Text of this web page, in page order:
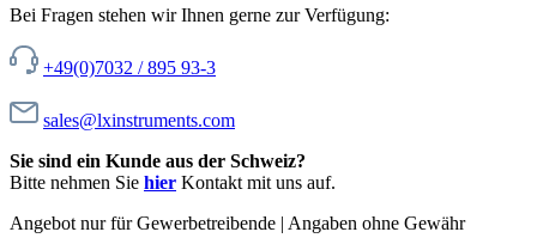
Bei Fragen stehen wir Ihnen gerne zur Verfügung:
+49(0)7032 / 895 93-3
sales@lxinstruments.com
Sie sind ein Kunde aus der Schweiz?
Bitte nehmen Sie hier Kontakt mit uns auf.
Angebot nur für Gewerbetreibende | Angaben ohne Gewähr